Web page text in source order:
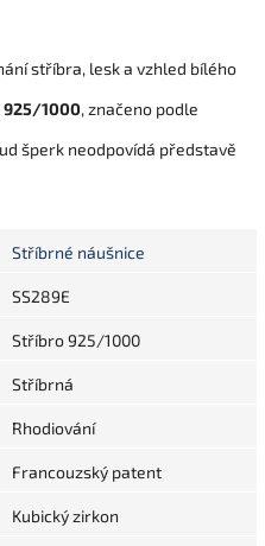
stříbra, lesk a vzhled bílého
925/1000, značeno podle
šperk neodpovídá představě
Stříbrné náušnice
SS289E
Stříbro 925/1000
Stříbrná
Rhodiování
Francouzský patent
Kubický zirkon